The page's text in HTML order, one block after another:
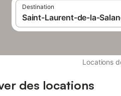
Destination
Locations
des locations